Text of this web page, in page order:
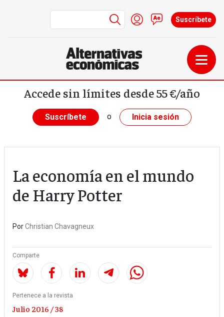
Pasar al contenido principal
Menú de cuenta de
Iniciar sesión
Contacto
Suscríbete
Accede sin límites desde 55 €/año
Suscríbete o Inicia sesión
La economía en el mundo
de Harry Potter
PorChristian Chavagneux
Comparte
Pertenece a la revista
Julio 2016 / 38